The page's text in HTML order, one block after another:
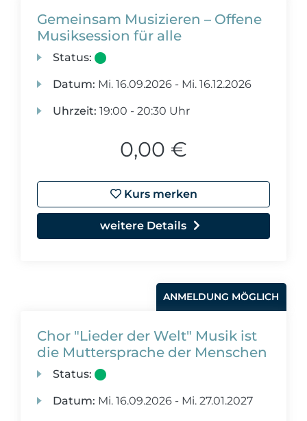
Gemeinsam Musizieren – Offene
Musiksession für alle
Status:
Datum: Mi. 16.09.2026 - Mi. 16.12.2026
Uhrzeit: 19:00 - 20:30 Uhr
0,00 €
Kurs merken
weitere Details
ANMELDUNG MÖGLICH
Chor "Lieder der Welt" Musik ist
die Muttersprache der Menschen
Status:
Datum: Mi. 16.09.2026 - Mi. 27.01.2027